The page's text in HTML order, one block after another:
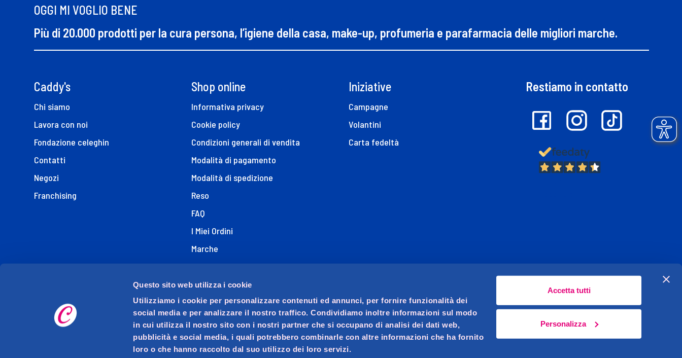
Questo sito web utilizza i cookie
Utilizziamo i cookie per personalizzare contenuti ed annunci, per fornire funzionalità dei
social media e per analizzare il nostro traffico. Condividiamo inoltre informazioni sul modo
in cui utilizza il nostro sito con i nostri partner che si occupano di analisi dei dati web,
pubblicità e social media, i quali potrebbero combinarle con altre informazioni che ha fornito
loro o che hanno raccolto dal suo utilizzo dei loro servizi.
Accetta tutti
Personalizza
OGGI MI VOGLIO BENE
Più di 20.000 prodotti per la cura persona, l’igiene della casa, make-up, profumeria e parafarmacia delle migliori marche.
Caddy's
Chi siamo
Lavora con noi
Fondazione celeghin
Contatti
Negozi
Franchising
Shop online
Informativa privacy
Cookie policy
Condizioni generali di vendita
Modalità di pagamento
Modalità di spedizione
Reso
FAQ
I Miei Ordini
Marche
Dichiarazione di Accessibilità
Iniziative
Campagne
Volantini
Carta fedeltà
Restiamo in contatto
D.M.O. DETTAGLIO MODERNO ORGANIZZATO S.p.A. con socio unico. Società soggetta a direzione e coordinamento di Celeghin Giovanni S.r.l. Sede legale Pernumia (PD)